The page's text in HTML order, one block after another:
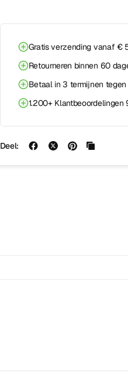
Gratis verzending vanaf €
Retourneren binnen 60
Betaal in 3 termijnen tegen
1.200+ Klantbeoordelingen
Deel: